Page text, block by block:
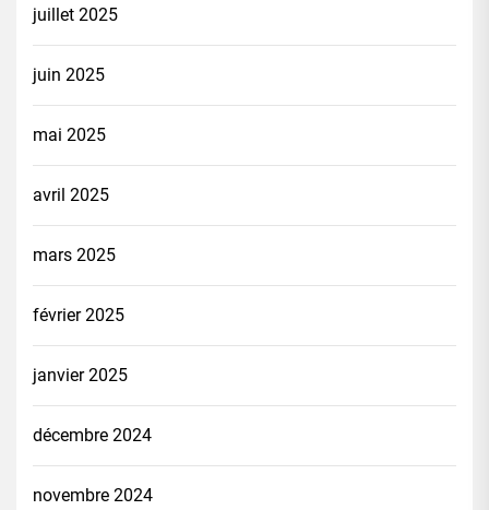
juillet 2025
juin 2025
mai 2025
avril 2025
mars 2025
février 2025
janvier 2025
décembre 2024
novembre 2024